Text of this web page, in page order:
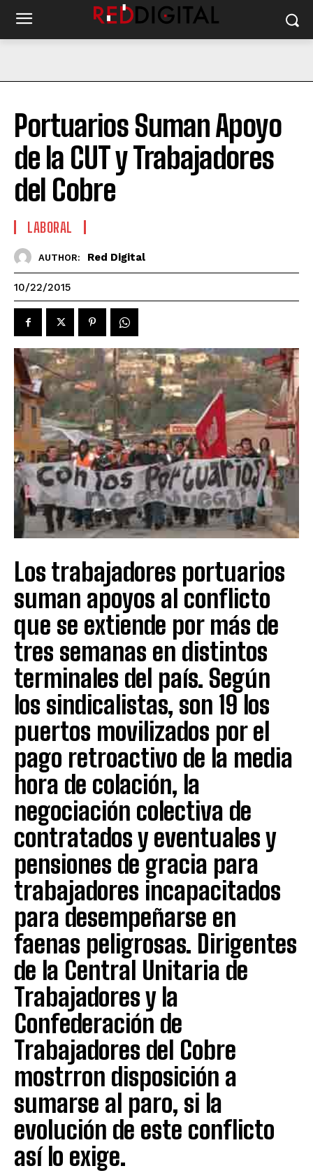
Portuarios Suman Apoyo
de la CUT y Trabajadores
del Cobre
LABORAL
AUTHOR: Red Digital
10/22/2015
Los trabajadores portuarios
suman apoyos al conflicto
que se extiende por más de
tres semanas en distintos
terminales del país. Según
los sindicalistas, son 19 los
puertos movilizados por el
pago retroactivo de la media
hora de colación, la
negociación colectiva de
contratados y eventuales y
pensiones de gracia para
trabajadores incapacitados
para desempeñarse en
faenas peligrosas. Dirigentes
de la Central Unitaria de
Trabajadores y la
Confederación de
Trabajadores del Cobre
mostrron disposición a
sumarse al paro, si la
evolución de este conflicto
así lo exige.